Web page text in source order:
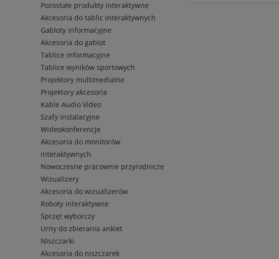
Pozostałe produkty interaktywne
Akcesoria do tablic interaktywnych
Gabloty informacyjne
Akcesoria do gablot
Tablice informacyjne
Tablice wyników sportowych
Projektory multimedialne
Projektory akcesoria
Kable Audio Video
Szafy instalacyjne
Wideokonferencje
Akcesoria do monitorów
interaktywnych
Nowoczesne pracownie przyrodnicze
Wizualizery
Akcesoria do wizualizerów
Roboty interaktywne
Sprzęt wyborczy
Urny do zbierania ankiet
Niszczarki
Akcesoria do niszczarek